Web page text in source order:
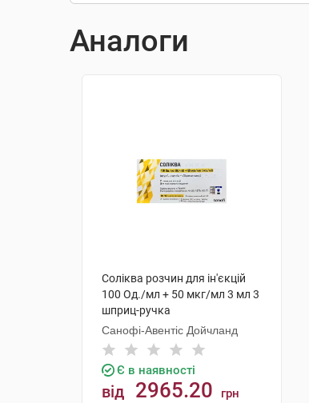
Аналоги
Соліква розчин для ін'єкцій
100 Од./мл + 50 мкг/мл 3 мл 3
шприц-ручка
Санофі-Авентіс Дойчланд
Є в наявності
від 2965.20 грн